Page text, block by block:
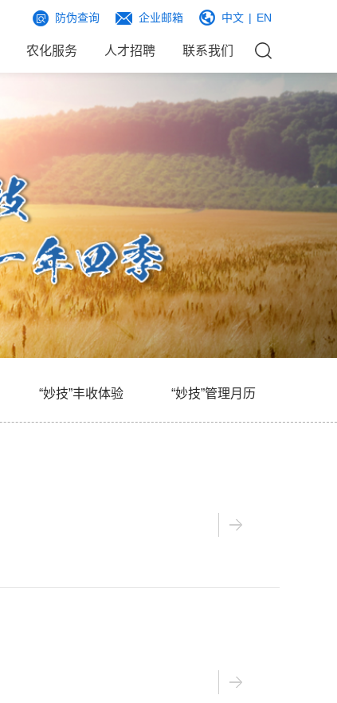
防伪查询 企业邮箱 中文 | EN
农化服务 人才招聘 联系我们
“妙技”丰收体验 “妙技”管理月历